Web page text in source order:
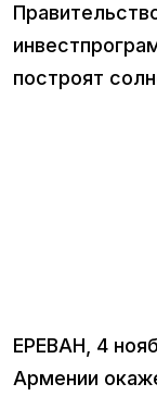
построят
ЕРЕВАН, 4
Армении